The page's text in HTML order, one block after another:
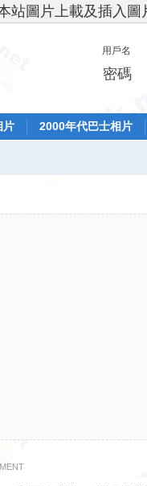
站圖片上載及插入圖
用戶名
密碼
片 2000年代巴士相片